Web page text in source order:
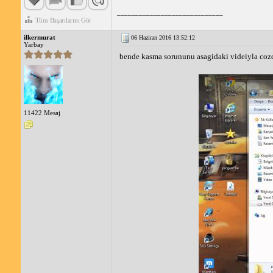
Tüm Başarılarını Gör
ilkermurat
Yarbay
11422 Mesaj
06 Haziran 2016 13:52:12
bende kasma sorununu asagidaki videiyla